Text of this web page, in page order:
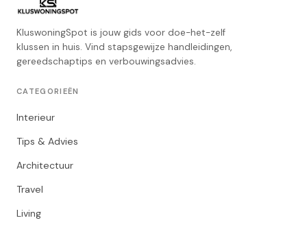
KluswoningSpot is jouw gids voor doe-het-zelf
klussen in huis. Vind stapsgewijze handleidingen,
gereedschaptips en verbouwingsadvies.
CATEGORIEËN
Interieur
Tips & Advies
Architectuur
Travel
Living